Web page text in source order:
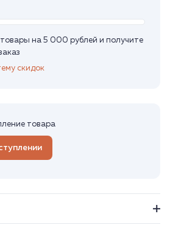
товары на 5 000 рублей и получите
скидок
товара